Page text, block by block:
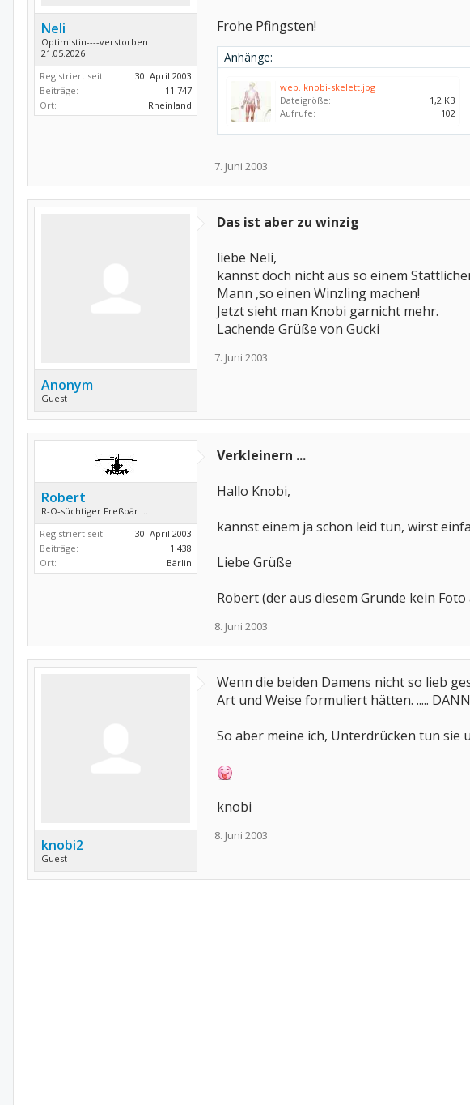
Neli
Optimistin----verstorben
21.05.2026
Registriert seit:
30. April 2003
Beiträge:
11.747
Ort:
Rheinland
Frohe Pfingsten!
Anhänge:
web. knobi-skelett.jpg
Dateigröße:
1,2 KB
Aufrufe:
102
7. Juni 2003
Anonym
Guest
Das ist aber zu winzig
liebe Neli,
kannst doch nicht aus so einem
Mann ,so einen Winzling machen!
Jetzt sieht man Knobi garnicht mehr.
Lachende Grüße von Gucki
7. Juni 2003
Robert
R-O-süchtiger Freßbär ...
Registriert seit:
30. April 2003
Beiträge:
1.438
Ort:
Bärlin
Verkleinern ...
Hallo Knobi,
kannst einem ja schon leid tun, wirst
Liebe Grüße
Robert (der aus diesem Grunde kein Foto
8. Juni 2003
knobi2
Guest
Wenn die beiden Damens nicht so lieb
Art und Weise formuliert hätten. .....
So aber meine ich, Unterdrücken tun sie
knobi
8. Juni 2003